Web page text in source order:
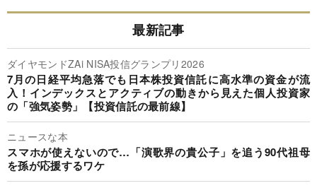
最新記事
ダイヤモンドZAi NISA投信グランプリ2026
7月の日経平均急落でも日本株投資信託に高水準の資金が流
入！インデックスとアクティブの動きから見えた個人投資家
の「強気姿勢」【投資信託の最前線】
ニュースな本
スマホが使えないので…「演歌界の貴公子」を追う90代祖母
を孫が応援するワケ